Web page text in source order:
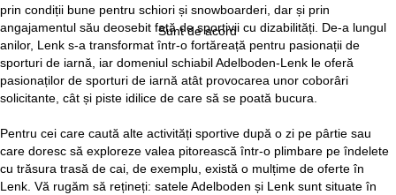
Sunt de acord
prin condiții bune pentru schiori și snowboarderi, dar și prin
angajamentul său deosebit față de sportivii cu dizabilități. De-a lungul
anilor, Lenk s-a transformat într-o fortăreață pentru pasionații de
sporturi de iarnă, iar domeniul schiabil Adelboden-Lenk le oferă
pasionaților de sporturi de iarnă atât provocarea unor coborâri
solicitante, cât și piste idilice de care să se poată bucura.
Pentru cei care caută alte activități sportive după o zi pe pârtie sau
care doresc să exploreze valea pitorească într-o plimbare pe îndelete
cu trăsura trasă de cai, de exemplu, există o mulțime de oferte în
Lenk. Vă rugăm să rețineți: satele Adelboden și Lenk sunt situate în